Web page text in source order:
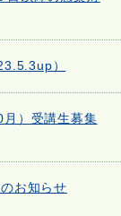
）
月）受講生募集
お知らせ